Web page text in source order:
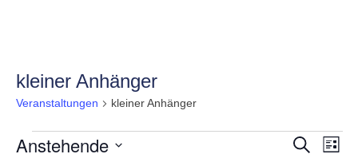
kleiner Anhänger
Veranstaltungen kleiner Anhänger
Veranstaltungen Suche
Liste
Anstehende